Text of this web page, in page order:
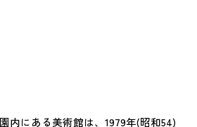
内にある美術館は、1979年(昭和54)